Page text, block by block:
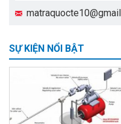
SỰ KIỆN NỔI BẬT